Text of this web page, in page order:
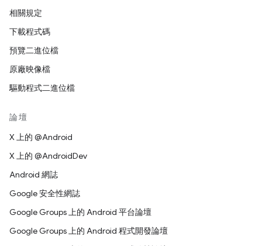
相關規定
下載程式碼
預覽二進位檔
原廠映像檔
驅動程式二進位檔
論壇
X 上的 @Android
X 上的 @AndroidDev
Android 網誌
Google 安全性網誌
Google Groups 上的 Android 平台論壇
Google Groups 上的 Android 程式開發論壇